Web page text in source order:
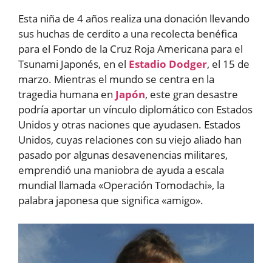
Esta niña de 4 años realiza una donación llevando
sus huchas de cerdito a una recolecta benéfica
para el Fondo de la Cruz Roja Americana para el
Tsunami Japonés, en el Estadio Dodger, el 15 de
marzo. Mientras el mundo se centra en la
tragedia humana en Japón, este gran desastre
podría aportar un vínculo diplomático con Estados
Unidos y otras naciones que ayudasen. Estados
Unidos, cuyas relaciones con su viejo aliado han
pasado por algunas desavenencias militares,
emprendió una maniobra de ayuda a escala
mundial llamada «Operación Tomodachi», la
palabra japonesa que significa «amigo».